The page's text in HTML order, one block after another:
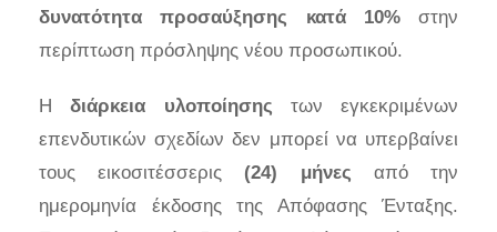
δυνατότητα προσαύξησης κατά 10%στην
περίπτωση πρόσληψης νέου προσωπικού.
Ηδιάρκεια υλοποίησης των εγκεκριμένων
επενδυτικών σχεδίων δεν μπορεί να υπερβαίνει
τους εικοσιτέσσερις (24) μήνες από την
ημερομηνία έκδοσης της Απόφασης Ένταξης.